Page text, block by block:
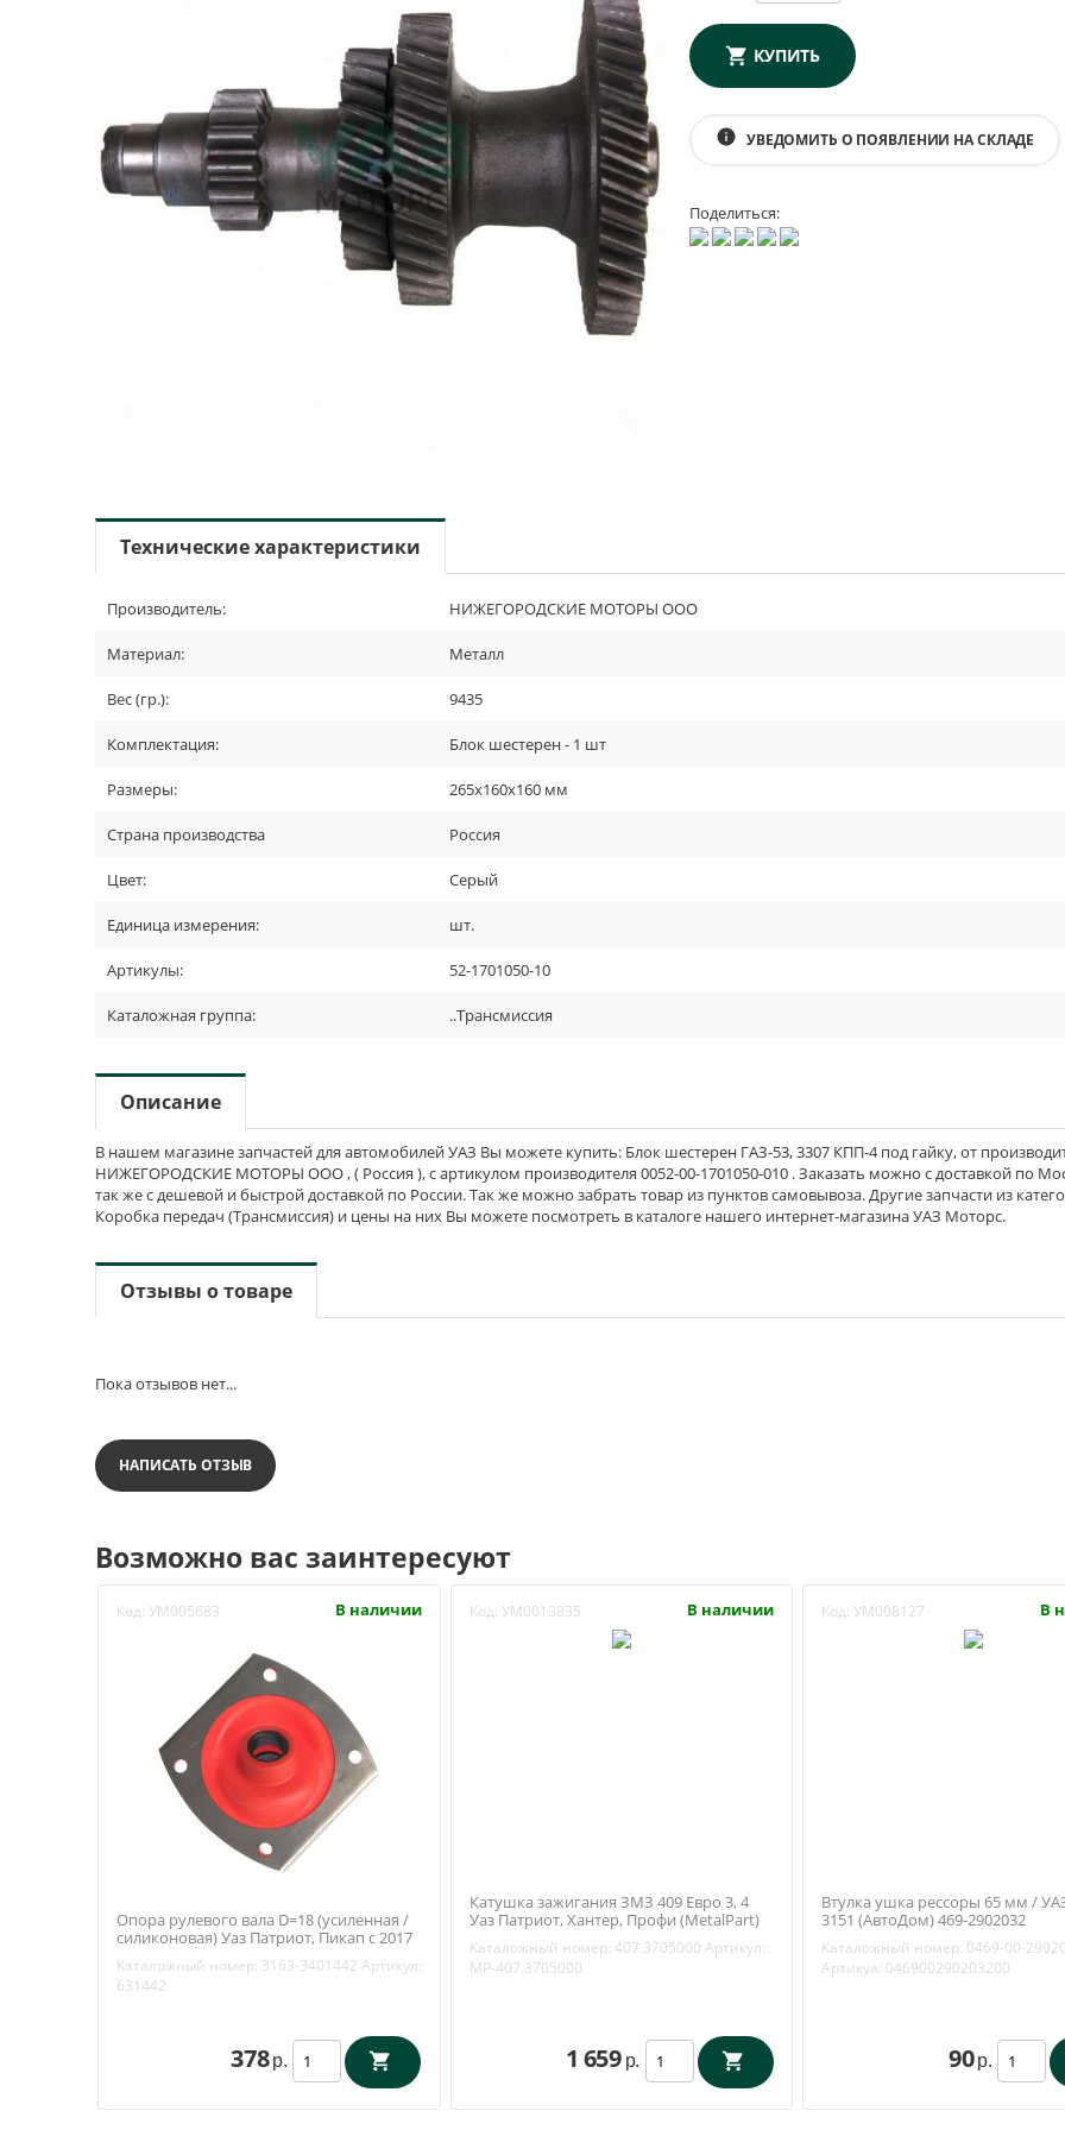
КУПИТЬ
info УВЕДОМИТЬ О ПОЯВЛЕНИИ НА СКЛАДЕ
Поделиться:
Технические характеристики
Производитель: НИЖЕГОРОДСКИЕ МОТОРЫ ООО
Материал: Металл
Вес (гр.): 9435
Комплектация: Блок шестерен - 1 шт
Размеры: 265х160х160 мм
Страна производства Россия
Цвет: Серый
Единица измерения: шт.
Артикулы: 52-1701050-10
Каталожная группа: ..Трансмиссия
Описание
В нашем магазине запчастей для автомобилей УАЗ Вы можете купить: Блок шестерен ГАЗ-53, 3307 КПП-4 под гайку, от
НИЖЕГОРОДСКИЕ МОТОРЫ ООО , ( Россия ), с артикулом производителя 0052-00-1701050-010 . Заказать можно с доставкой по
так же с дешевой и быстрой доставкой по России. Так же можно забрать товар из пунктов самовывоза. Другие запчасти из
Коробка передач (Трансмиссия) и цены на них Вы можете посмотреть в каталоге нашего интернет-магазина УАЗ Моторс.
Отзывы о товаре
Пока отзывов нет...
НАПИСАТЬ ОТЗЫВ
Возможно вас заинтересуют
Код: УМ005683 В наличии
Опора рулевого вала D=18 (усиленная /
силиконовая) Уаз Патриот, Пикап с 2017
года (RedBTR) 3163-3401442
Каталожный номер: 3163-3401442 Артикул:
631442
378 р.
Код: УМ0013835 В наличии
Катушка зажигания ЗМЗ 409 Евро 3, 4
Уаз Патриот, Хантер, Профи (MetalPart)
МР-407.3705000
Каталожный номер: 407.3705000 Артикул:
MP-407.3705000
1 659 р.
Код: УМ008127 В
Втулка ушка рессоры 65 мм /
3151 (АвтоДом) 469-2902032
Каталожный номер: 0469-00-
Артикул: 046900290203200
90 р.